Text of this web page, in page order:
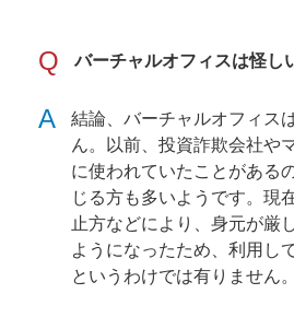
Q バーチャルオフィスは怪し
A
結論、バーチャルオフィス
ん。以前、投資詐欺会社や
に使われていたことがある
じる方も多いようです。現
止方などにより、身元が厳
ようになったため、利用し
というわけでは有りません。